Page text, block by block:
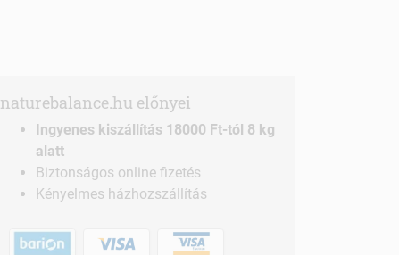
naturebalance.hu előnyei
Ingyenes kiszállítás 18000 Ft-tól 8 kg
alatt
Biztonságos online fizetés
Kényelmes házhozszállítás